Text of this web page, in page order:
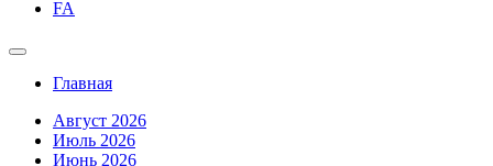
FA
Главная
Август 2026
Июль 2026
Июнь 2026